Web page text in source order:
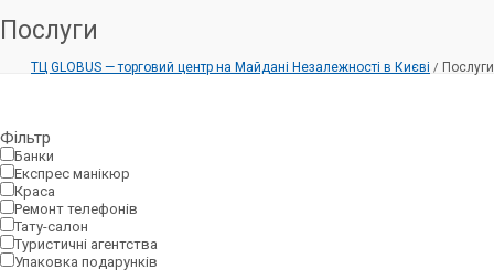
Послуги
ТЦ GLOBUS — торговий центр на Майдані Незалежності в Києві / Послуги
Фільтр
Банки
Експрес манікюр
Краса
Ремонт телефонів
Тату-салон
Туристичні агентства
Упаковка подарунків